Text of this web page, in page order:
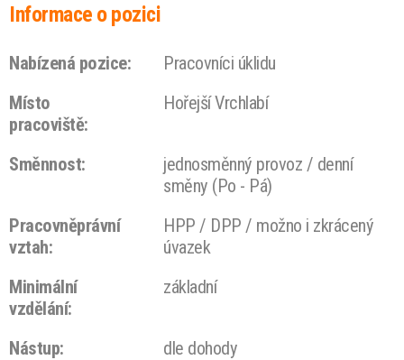
Informace o pozici
Nabízená pozice:
Pracovníci úklidu
Místo
pracoviště:
Hořejší Vrchlabí
Směnnost:
jednosměnný provoz / denní
směny (Po - Pá)
Pracovněprávní
vztah:
HPP / DPP / možno i zkrácený
úvazek
Minimální
vzdělání:
základní
Nástup:
dle dohody